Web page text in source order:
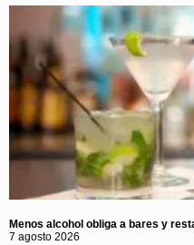
Menos alcohol obliga a bares y
7 agosto 2026